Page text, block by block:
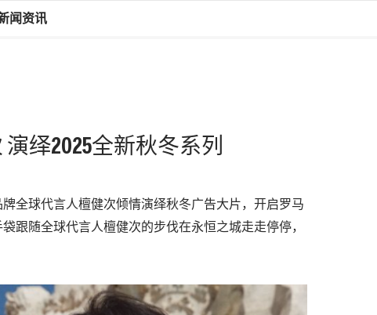
闻资讯
演绎2025全新秋冬系列
牌全球代言人檀健次倾情演绎秋冬广告大片，开启罗马
袋跟随全球代言人檀健次的步伐在永恒之城走走停停，